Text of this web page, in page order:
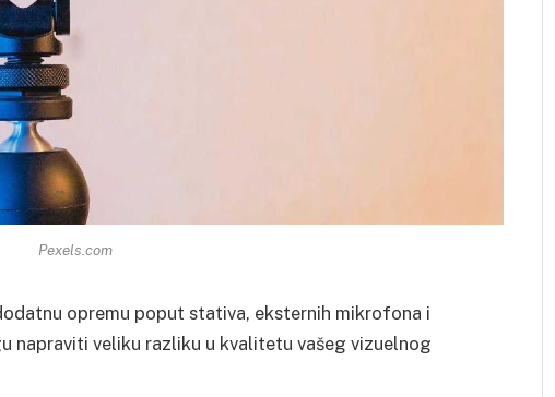
Pexels.com
opremu poput stativa, eksternih mikrofona i
napraviti veliku razliku u kvalitetu vašeg vizuelnog